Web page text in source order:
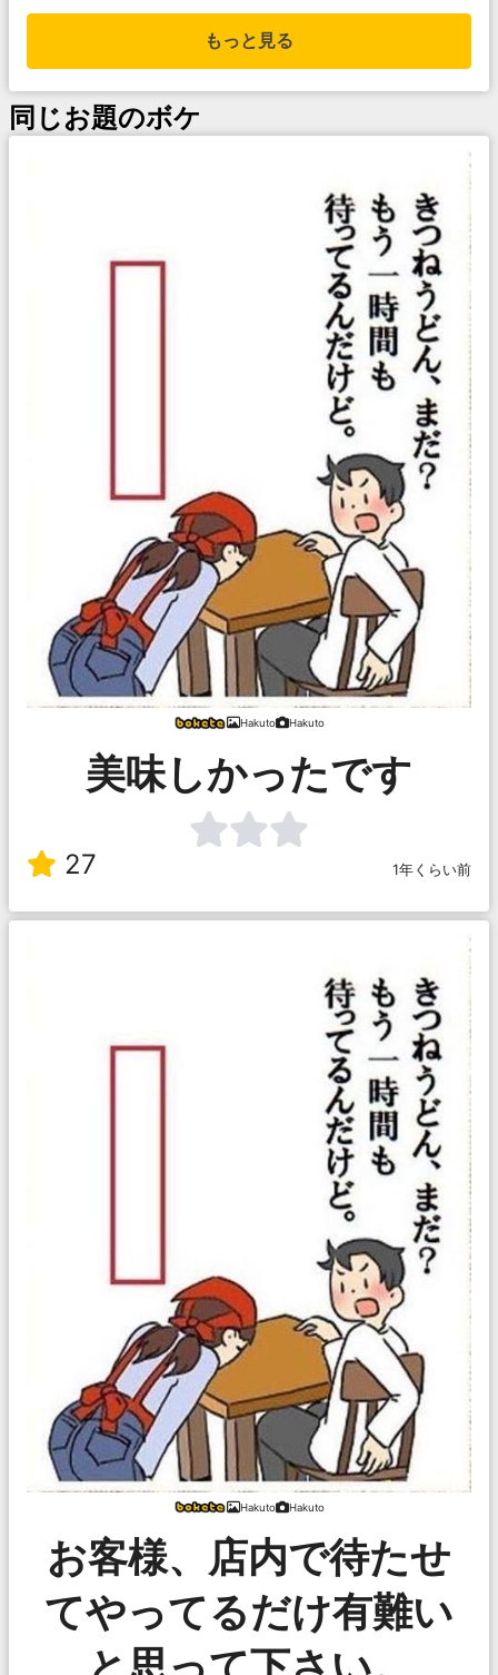
もっと見る
同じお題のボケ
Hakuto Hakuto
美味しかったです
27 1年くらい前
Hakuto Hakuto
お客様、店内で待たせ
てやってるだけ有難い